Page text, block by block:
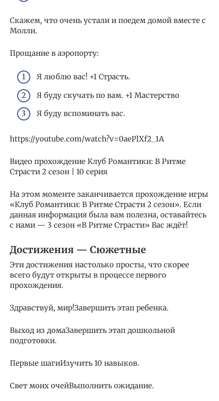
Скажем, что очень устали и поедем домой вместе с
Молли.
Прощание в аэропорту:
Я люблю вас! +1 Страсть.
Я буду скучать по вам. +1 Мастерство
Я буду вспоминать вас.
https://youtube.com/watch?v=0aePlXf2_1A
Видео прохождение Клуб Романтики: В Ритме
Страсти 2 сезон | 10 серия
На этом моменте заканчивается прохождение игры
«Клуб Романтики: В Ритме Страсти 2 сезон». Если
данная информация была вам полезна, оставайтесь
с нами — 3 сезон «В Ритме Страсти» Вас ждёт!
Достижения — Сюжетные
Эти достижения настолько просты, что скорее
всего будут открыты в процессе первого
прохождения.
Здравствуй, мир!Завершить этап ребенка.
Выход из домаЗавершить этап дошкольной
подготовки.
Первые шагиИзучить 10 навыков.
Свет моих очейВыполнить ожидание.